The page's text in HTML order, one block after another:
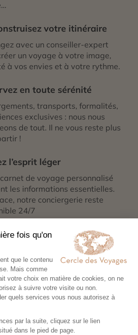
votre itinéraire
avec un conseiller-expert
un voyage à votre image,
à vos envies et à votre rythme.
en toute sérénité
transports, formalités,
exclusives : nous nous
de tout. Il ne vous reste plus
!
l’esprit léger
de voyage personnalisé
les informations essentielles.
notre conciergerie reste
24/7
un devis
dans les